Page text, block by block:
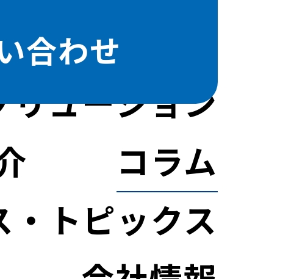
リューション
コラム
・トピックス
合わせ